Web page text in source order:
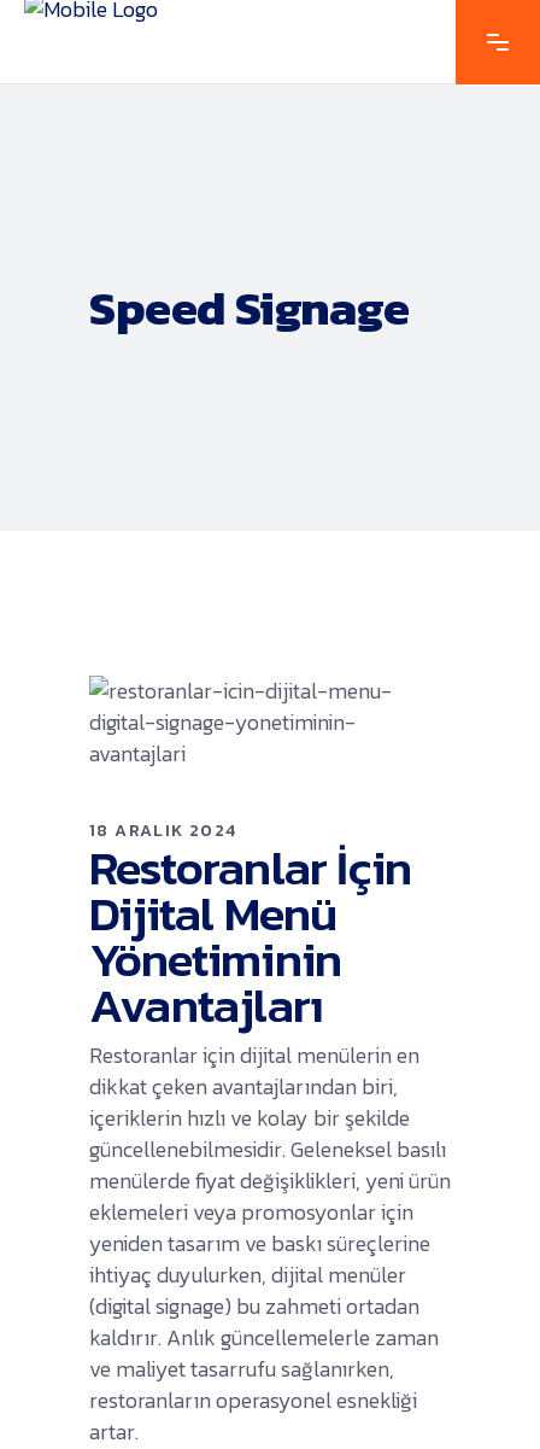
Speed Signage
18 ARALIK 2024
Restoranlar İçin
Dijital Menü
Yönetiminin
Avantajları
Restoranlar için dijital menülerin en
dikkat çeken avantajlarından biri,
içeriklerin hızlı ve kolay bir şekilde
güncellenebilmesidir. Geleneksel basılı
menülerde fiyat değişiklikleri, yeni ürün
eklemeleri veya promosyonlar için
yeniden tasarım ve baskı süreçlerine
ihtiyaç duyulurken, dijital menüler
(digital signage) bu zahmeti ortadan
kaldırır. Anlık güncellemelerle zaman
ve maliyet tasarrufu sağlanırken,
restoranların operasyonel esnekliği
artar.